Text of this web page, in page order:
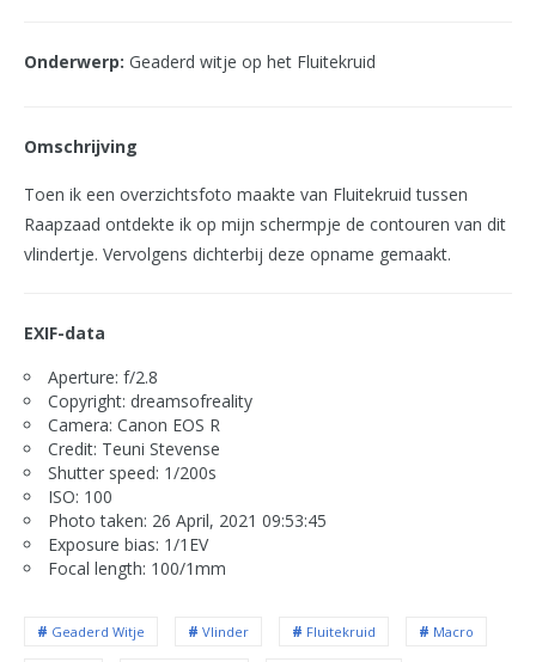
Onderwerp: Geaderd witje op het Fluitekruid
Omschrijving
Toen ik een overzichtsfoto maakte van Fluitekruid tussen
Raapzaad ontdekte ik op mijn schermpje de contouren van dit
vlindertje. Vervolgens dichterbij deze opname gemaakt.
EXIF-data
Aperture: f/2.8
Copyright: dreamsofreality
Camera: Canon EOS R
Credit: Teuni Stevense
Shutter speed: 1/200s
ISO: 100
Photo taken: 26 April, 2021 09:53:45
Exposure bias: 1/1EV
Focal length: 100/1mm
Geaderd Witje Vlinder Fluitekruid Macro